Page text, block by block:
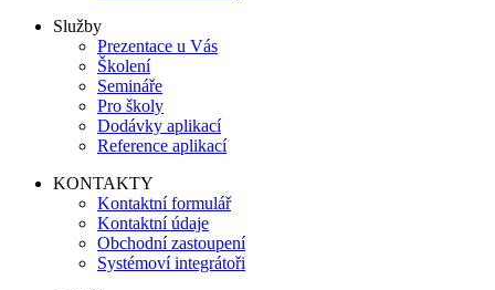
Služby
Prezentace u Vás
Školení
Semináře
Pro školy
Dodávky aplikací
Reference aplikací
KONTAKTY
Kontaktní formulář
Kontaktní údaje
Obchodní zastoupení
Systémoví integrátoři